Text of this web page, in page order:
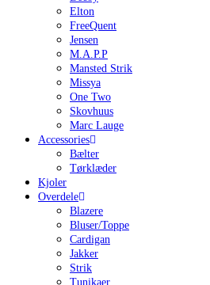
Elton
FreeQuent
Jensen
M.A.P.P
Mansted Strik
Missya
One Two
Skovhuus
Marc Lauge
Accessories
Bælter
Tørklæder
Kjoler
Overdele
Blazere
Bluser/Toppe
Cardigan
Jakker
Strik
Tunikaer